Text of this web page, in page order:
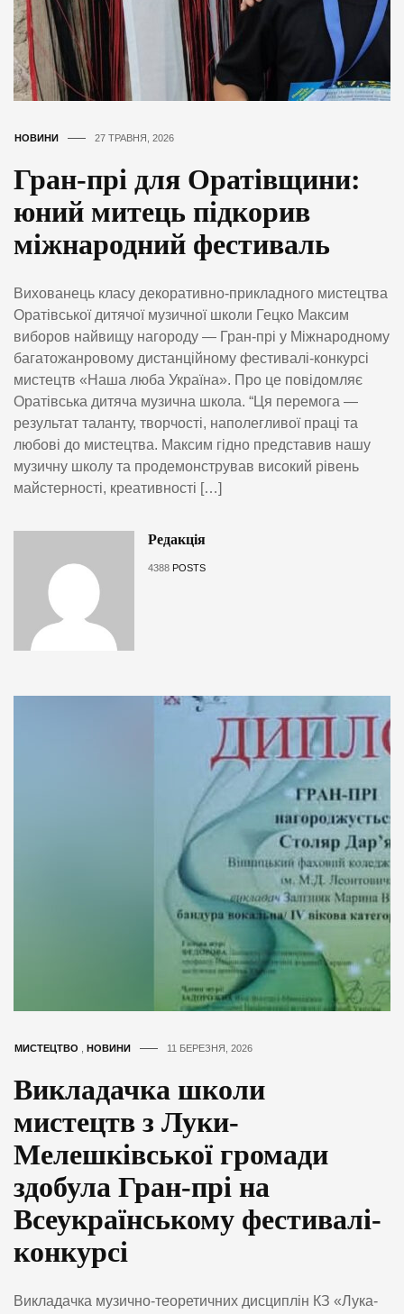
НОВИНИ 27 ТРАВНЯ, 2026
Гран-прі для Оратівщини:
юний митець підкорив
міжнародний фестиваль
Вихованець класу декоративно-прикладного мистецтва
Оратівської дитячої музичної школи Гецко Максим
виборов найвищу нагороду — Гран-прі у Міжнародному
багатожанровому дистанційному фестивалі-конкурсі
мистецтв «Наша люба Україна». Про це повідомляє
Оратівська дитяча музична школа. “Ця перемога —
результат таланту, творчості, наполегливої праці та
любові до мистецтва. Максим гідно представив нашу
музичну школу та продемонстрував високий рівень
майстерності, креативності […]
Редакція
4388 POSTS
МИСТЕЦТВО , НОВИНИ 11 БЕРЕЗНЯ, 2026
Викладачка школи
мистецтв з Луки-
Мелешківської громади
здобула Гран-прі на
Всеукраїнському фестивалі-
конкурсі
Викладачка музично-теоретичних дисциплін КЗ «Лука-